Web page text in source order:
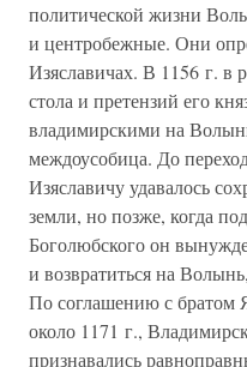
политической жизни
и центробежные. Они
Изяславичах. В 1156 г. в
стола и претензий его
владимирскими на
междоусобица. До
Изяславичу удавалось
земли, но позже, когда
Боголюбского он
и возвратиться на
По соглашению с братом
около 1171 г.,
признавались